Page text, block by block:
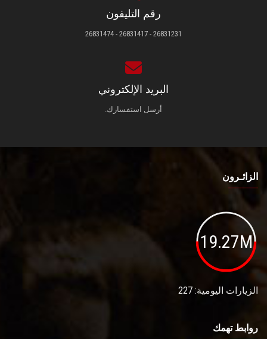
رقم التليفون
26831231 - 26831417 - 26831474
البريد الإلكتروني
أرسل استفسارك.
الزائـرون
19.27M
الزيارات اليومية: 227
روابط تهمك